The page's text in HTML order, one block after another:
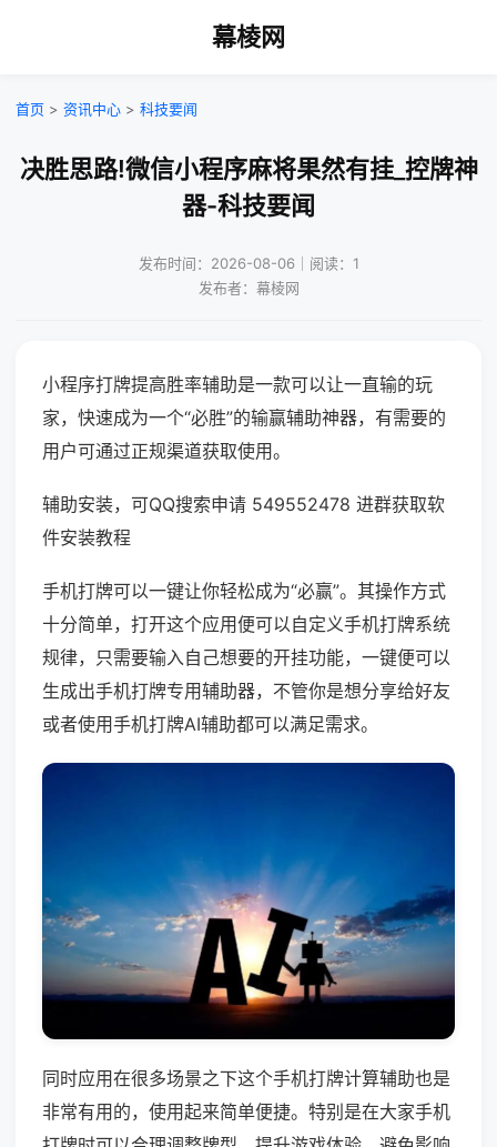
幕棱网
首页 > 资讯中心 > 科技要闻
决胜思路!微信小程序麻将果然有挂_控牌神
器-科技要闻
发布时间：2026-08-06｜阅读：1
发布者：幕棱网
小程序打牌提高胜率辅助是一款可以让一直输的玩
家，快速成为一个“必胜”的输赢辅助神器，有需要的
用户可通过正规渠道获取使用。
辅助安装，可QQ搜索申请 549552478 进群获取软
件安装教程
手机打牌可以一键让你轻松成为“必赢”。其操作方式
十分简单，打开这个应用便可以自定义手机打牌系统
规律，只需要输入自己想要的开挂功能，一键便可以
生成出手机打牌专用辅助器，不管你是想分享给好友
或者使用手机打牌AI辅助都可以满足需求。
同时应用在很多场景之下这个手机打牌计算辅助也是
非常有用的，使用起来简单便捷。特别是在大家手机